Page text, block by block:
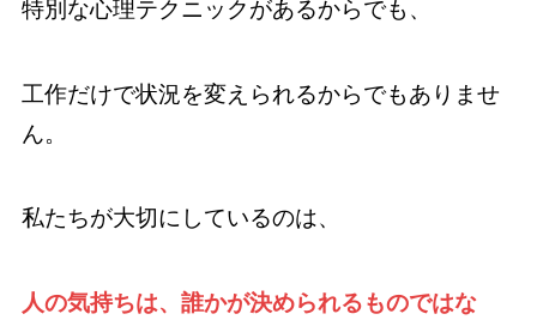
特別な心理テクニックがあるからでも、
工作だけで状況を変えられるからでもありませ
ん。
私たちが大切にしているのは、
人の気持ちは、誰かが決められるものではな